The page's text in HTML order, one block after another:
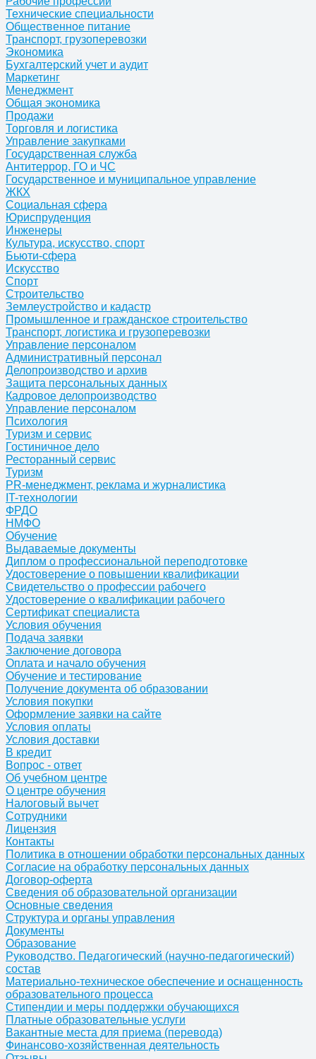
Технические специальности
Общественное питание
Транспорт, грузоперевозки
Экономика
Бухгалтерский учет и аудит
Маркетинг
Менеджмент
Общая экономика
Продажи
Торговля и логистика
Управление закупками
Государственная служба
Антитеррор, ГО и ЧС
Государственное и муниципальное управление
ЖКХ
Социальная сфера
Юриспруденция
Инженеры
Культура, искусство, спорт
Бьюти-сфера
Искусство
Спорт
Строительство
Землеустройство и кадастр
Промышленное и гражданское строительство
Транспорт, логистика и грузоперевозки
Управление персоналом
Административный персонал
Делопроизводство и архив
Защита персональных данных
Кадровое делопроизводство
Управление персоналом
Психология
Туризм и сервис
Гостиничное дело
Ресторанный сервис
Туризм
PR-менеджмент, реклама и журналистика
IT-технологии
ФРДО
НМФО
Обучение
Выдаваемые документы
Диплом о профессиональной переподготовке
Удостоверение о повышении квалификации
Свидетельство о профессии рабочего
Удостоверение о квалификации рабочего
Сертификат специалиста
Условия обучения
Подача заявки
Заключение договора
Оплата и начало обучения
Обучение и тестирование
Получение документа об образовании
Условия покупки
Оформление заявки на сайте
Условия оплаты
Условия доставки
В кредит
Вопрос - ответ
Об учебном центре
О центре обучения
Налоговый вычет
Сотрудники
Лицензия
Контакты
Политика в отношении обработки персональных данных
Согласие на обработку персональных данных
Договор-оферта
Сведения об образовательной организации
Основные сведения
Структура и органы управления
Документы
Образование
Руководство. Педагогический (научно-педагогический)
состав
Материально-техническое обеспечение и оснащенность
образовательного процесса
Стипендии и меры поддержки обучающихся
Платные образовательные услуги
Вакантные места для приема (перевода)
Финансово-хозяйственная деятельность